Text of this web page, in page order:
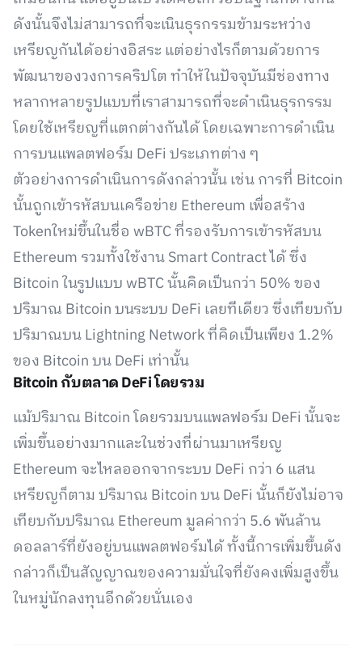
ดังนั้นจึงไม่สามารถที่จะเนินธุรกรรมข้ามระหว่าง
เหรียญกันได้อย่างอิสระ แต่อย่างไรก็ตามด้วยการ
พัฒนาของวงการคริปโต ทำให้ในปัจจุบันมีช่องทาง
หลากหลายรูปแบบที่เราสามารถที่จะดำเนินธุรกรรม
โดยใช้เหรียญที่แตกต่างกันได้ โดยเฉพาะการดำเนิน
การบนแพลตฟอร์ม DeFi ประเภทต่าง ๆ
ตัวอย่างการดำเนินการดังกล่าวนั้น เช่น การที่ Bitcoin
นั้นถูกเข้ารหัสบนเครือข่าย Ethereum เพื่อสร้าง
Tokenใหม่ขึ้นในชื่อ wBTC ที่รองรับการเข้ารหัสบน
Ethereum รวมทั้งใช้งาน Smart Contract ได้ ซึ่ง
Bitcoin ในรูปแบบ wBTC นั้นคิดเป็นกว่า 50% ของ
ปริมาณ Bitcoin บนระบบ DeFi เลยทีเดียว ซึ่งเทียบกับ
ปริมาณบน Lightning Network ที่คิดเป็นเพียง 1.2%
ของ Bitcoin บน DeFi เท่านั้น
Bitcoin กับตลาด DeFi โดยรวม
แม้ปริมาณ Bitcoin โดยรวมบนแพลฟอร์ม DeFi นั้นจะ
เพิ่มขึ้นอย่างมากและในช่วงที่ผ่านมาเหรียญ
Ethereum จะไหลออกจากระบบ DeFi กว่า 6 แสน
เหรียญก็ตาม ปริมาณ Bitcoin บน DeFi นั้นก็ยังไม่อาจ
เทียบกับปริมาณ Ethereum มูลค่ากว่า 5.6 พันล้าน
ดอลลาร์ที่ยังอยู่บนแพลตฟอร์มได้ ทั้งนี้การเพิ่มขึ้นดัง
กล่าวก็เป็นสัญญาณของความมั่นใจที่ยังคงเพิ่มสูงขึ้น
ในหมู่นักลงทุนอีกด้วยนั่นเอง